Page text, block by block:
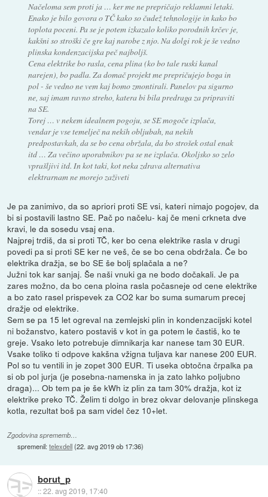
Načeloma sem proti ja … ker me ne prepričajo reklamni letaki.
Enako je bilo govora o TČ kako so čudež tehnologije in kako bo
toplota poceni. Pa se je potem izkazalo koliko porodnih krčev je,
kakšni so stroški če gre kaj narobe z njo. Na dolgi rok je še vedno
plinska kondenzacijska peč najboljš.
Cena elektrike bo rasla, cena plina (ko bo tale ruski kanal
narejen), bo padla. Za domač projekt me prepričujejo boga in
pol - še vedno ne vem kaj bomo zmontirali. Panelov pa sigurno
ne, saj imam ravno streho, katera bi bila predraga za pripraviti
na SE.
Torej … v nekem idealnem pogoju, se SE mogoče izplača,
vendar je vse temelječ na nekih obljubah, na nekih
predpostavkah, da se bo cena obržala, da bo strošek ostal enak
itd … Za večino uporabnikov pa se ne izplača. Okoljsko so zelo
vprašljivi itd. In kot taki, kot neka zdrava alternativa
elektrarnam ne morejo zaživeti
Je pa zanimivo, da so apriori proti SE vsi, kateri nimajo pogojev, da
bi si postavili lastno SE. Pač po načelu- kaj če meni crkneta dve
kravi, le da sosedu vsaj ena.
Najprej trdiš, da si proti TČ, ker bo cena elektrike rasla v drugi
povedi pa si proti SE ker ne veš, če se bo cena obdržala. Če bo
elektrika dražja, se bo SE še bolj splačala a ne?
Južni tok kar sanjaj. Še naši vnuki ga ne bodo dočakali. Je pa
zares možno, da bo cena ploina rasla počasneje od cene elektrike
a bo zato rasel prispevek za CO2 kar bo suma sumarum precej
dražje od elektrike.
Sem se pa 15 let ogreval na zemlejski plin in kondenzacijski kotel
ni božanstvo, katero postaviš v kot in ga potem le častiš, ko te
greje. Vsako leto potrebuje dimnikarja kar nanese tam 30 EUR.
Vsake toliko ti odpove kakšna vžigna tuljava kar nanese 200 EUR.
Pol so tu ventili in je zopet 300 EUR. Ti useka obtočna črpalka pa
si ob pol jurja (je posebna-namenska in ja zato lahko poljubno
draga)... Ob tem pa je še kWh iz plin za tam 30% dražja, kot iz
elektrike preko TČ. Želim ti dolgo in brez okvar delovanje plinskega
kotla, rezultat boš pa sam videl čez 10+let.
Zgodovina sprememb…
spremenil:telexdell(22. avg 2019 ob 17:36)
borut_p
::22. avg 2019, 17:40